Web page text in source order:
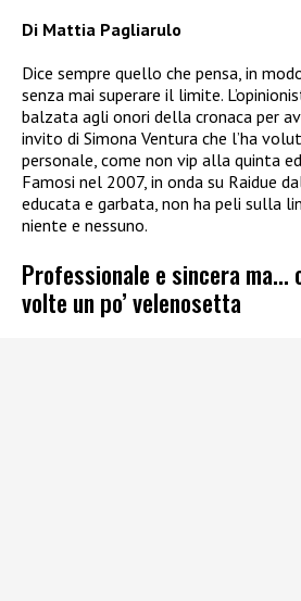
Di Mattia Pagliarulo
Dice sempre quello che pensa, in
senza mai superare il limite.
balzata agli onori della cronaca per
invito di Simona Ventura che l’ha
personale, come non vip alla quinta
Famosi nel 2007, in onda su Raidue
educata e garbata, non ha peli sulla
niente e nessuno.
Professionale e sincera ma…
volte un po’ velenosetta